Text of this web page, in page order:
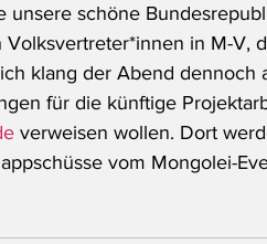
schöne
in M-V,
klang der Abend dennoch
für die künftige
verweisen wollen. Dort
vom Mongolei-